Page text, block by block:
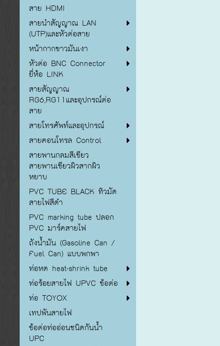
สาย HDMI
สายนำสัญญาณ LAN
(UTP)และหัวต่อสาย
หน้ากากขาวมันเงา
หัวต่อ BNC Connector
ยี่ห้อ LINK
สายสัญญาณ
RG6,RG11และอุปกรณ์ต่อ
สาย
สายโทรศัพท์และอุปกรณ์
สายคอนโทรล Control
สายพานกลมสีเขียว
สายพานเขียวผิวสากผิว
หยาบ
PVC TUBE BLACK ทิวมัด
สายไฟสีดำ
PVC marking tube ปลอก
PVC มาร์คสายไฟ
ถังน้ำมัน (Gasoline Can /
Fuel Can) แบบพกพา
ท่อหด heat-shrink tube
ท่อร้อยสายไฟ UPVC ข้อต่อ
ท่อ TOYOX
เทปพันสายไฟ
ข้อต่อท่ออ่อนชนิดกันน้ำ
UPC